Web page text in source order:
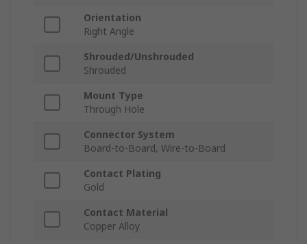
Orientation
Right Angle
Shrouded/Unshrouded
Shrouded
Mount Type
Through Hole
Connector System
Board-to-Board, Wire-to-Board
Contact Plating
Gold
Contact Material
Copper Alloy